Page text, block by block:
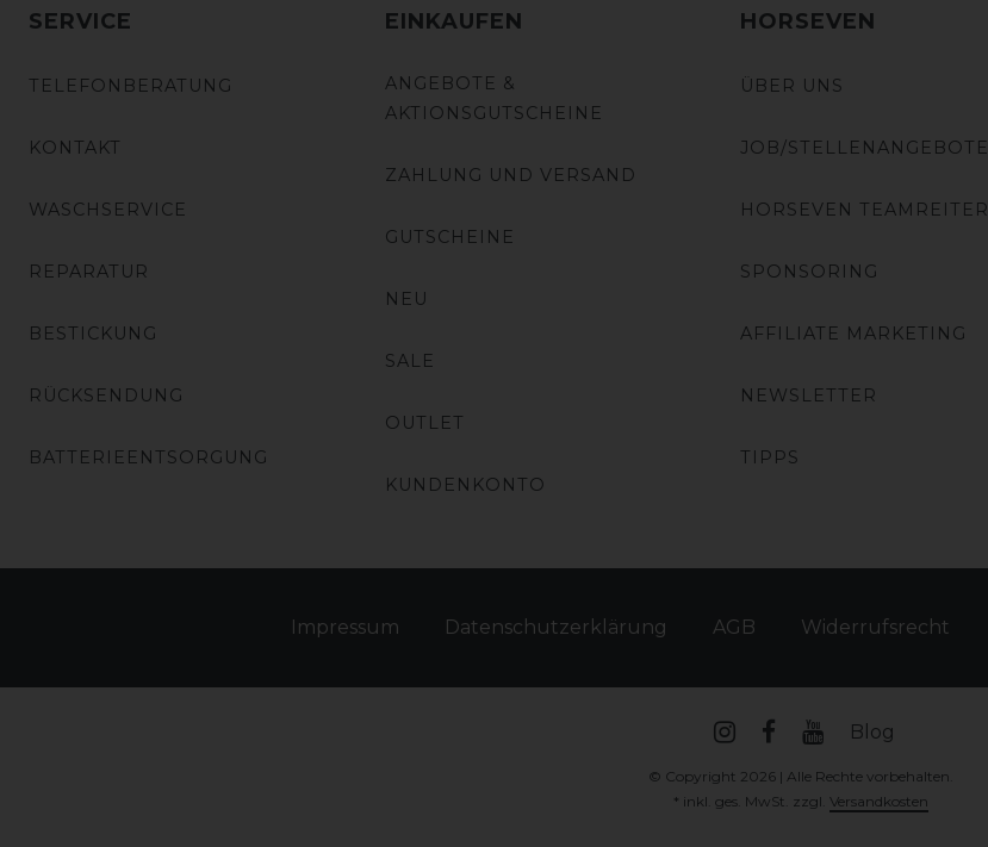
SERVICE
TELEFONBERATUNG
KONTAKT
WASCHSERVICE
REPARATUR
BESTICKUNG
RÜCKSENDUNG
BATTERIEENTSORGUNG
EINKAUFEN
ANGEBOTE &
AKTIONSGUTSCHEINE
ZAHLUNG UND VERSAND
GUTSCHEINE
NEU
SALE
OUTLET
KUNDENKONTO
HORSEVEN
ÜBER UNS
JOB/STELLENANGEBOTE
HORSEVEN TEAMREITER
SPONSORING
AFFILIATE MARKETING
NEWSLETTER
TIPPS
Impressum Daten­schutz­erklärung AGB Widerrufs­recht
Blog
© Copyright 2026 | Alle Rechte vorbehalten.
* inkl. ges. MwSt. zzgl. Versandkosten